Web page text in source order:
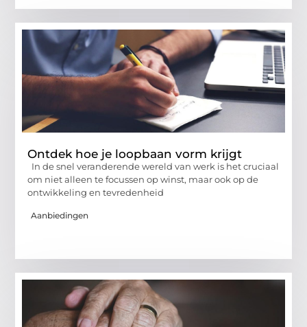
Ontdek hoe je loopbaan vorm krijgt
In de snel veranderende wereld van werk is het cruciaal
om niet alleen te focussen op winst, maar ook op de
ontwikkeling en tevredenheid
Aanbiedingen